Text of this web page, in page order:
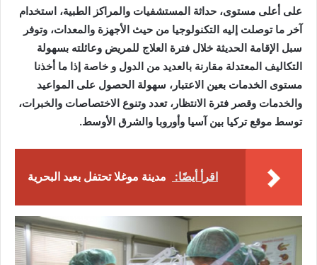
على أعلى مستوى، حداثة المستشفيات والمراكز الطبية، استخدام
آخر ما توصلت إليه التكنولوجيا من حيث الأجهزة والمعدات، وتوفر
سبل الإقامة الحديثة خلال فترة العلاج للمريض وعائلته بسهولة
التكاليف المعتدلة مقارنة بالعديد من الدول و خاصة إذا ما أخذنا
مستوى الخدمات بعين الاعتبار، سهولة الحصول على المواعيد
والخدمات وقصر فترة الانتظار، تعدد وتنوع الاختصاصات والخبرات،
توسط موقع تركيا بين آسيا وأوروبا والشرق الأوسط.
اقرأ أيضًا: مدينة موغلا تحتفل بعيد البحرية